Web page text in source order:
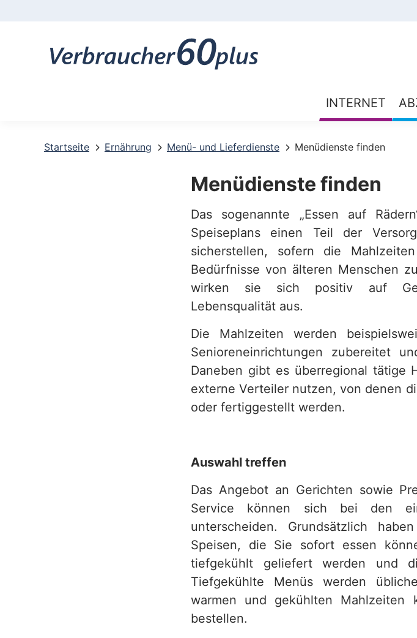
INTERNET
Startseite Ernährung Menü- und Lieferdienste Menüdienste finden
Menüdienste finden
Das sogenannte „Essen auf
Speiseplans einen Teil der
sicherstellen, sofern die
Bedürfnisse von älteren Menschen
wirken sie sich positiv auf
Lebensqualität aus.
Die Mahlzeiten werden
Senioreneinrichtungen zubereitet
Daneben gibt es überregional tätige
externe Verteiler nutzen, von denen
oder fertiggestellt werden.
Auswahl treffen
Das Angebot an Gerichten sowie
Service können sich bei den
unterscheiden. Grundsätzlich
Speisen, die Sie sofort essen
tiefgekühlt geliefert werden und
Tiefgekühlte Menüs werden
warmen und gekühlten Mahlzeiten
bestellen.